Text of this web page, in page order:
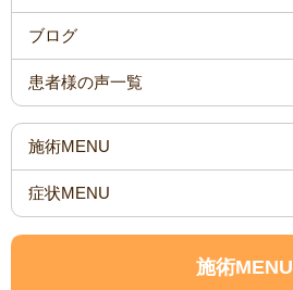
ブログ
患者様の声一覧
施術MENU
症状MENU
施術MENU